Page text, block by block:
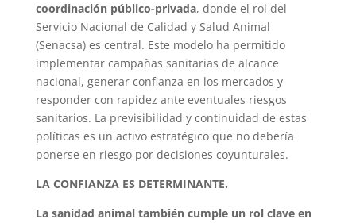
coordinación público-privada, donde el rol del
Servicio Nacional de Calidad y Salud Animal
(Senacsa) es central. Este modelo ha permitido
implementar campañas sanitarias de alcance
nacional, generar confianza en los mercados y
responder con rapidez ante eventuales riesgos
sanitarios. La previsibilidad y continuidad de estas
políticas es un activo estratégico que no debería
ponerse en riesgo por decisiones coyunturales.
LA CONFIANZA ES DETERMINANTE.
La sanidad animal también cumple un rol clave en